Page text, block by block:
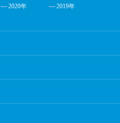
2020年
2019年